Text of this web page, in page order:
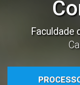
Faculdade